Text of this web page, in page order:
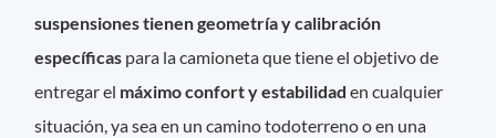
suspensiones tienen geometría y calibración
específicas para la camioneta que tiene el objetivo de
entregar el máximo confort y estabilidaden cualquier
situación, ya sea en un camino todoterreno o en una